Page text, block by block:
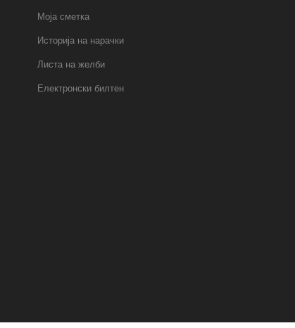
Моја сметка
Историја на нарачки
Листа на желби
Електронски билтен